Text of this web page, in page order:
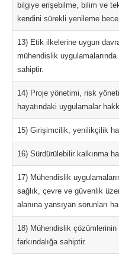
bilgiye erişebilme, bilim ve
kendini sürekli yenileme
13) Etik ilkelerine uygun
mühendislik
sahiptir.
14) Proje yönetimi, risk
hayatındaki uygulamalar
15) Girişimcilik, yenilikçilik
16) Sürdürülebilir kalkınma
17) Mühendislik
sağlık, çevre ve güvenlik
alanına yansıyan sorunları
18) Mühendislik
farkındalığa sahiptir.